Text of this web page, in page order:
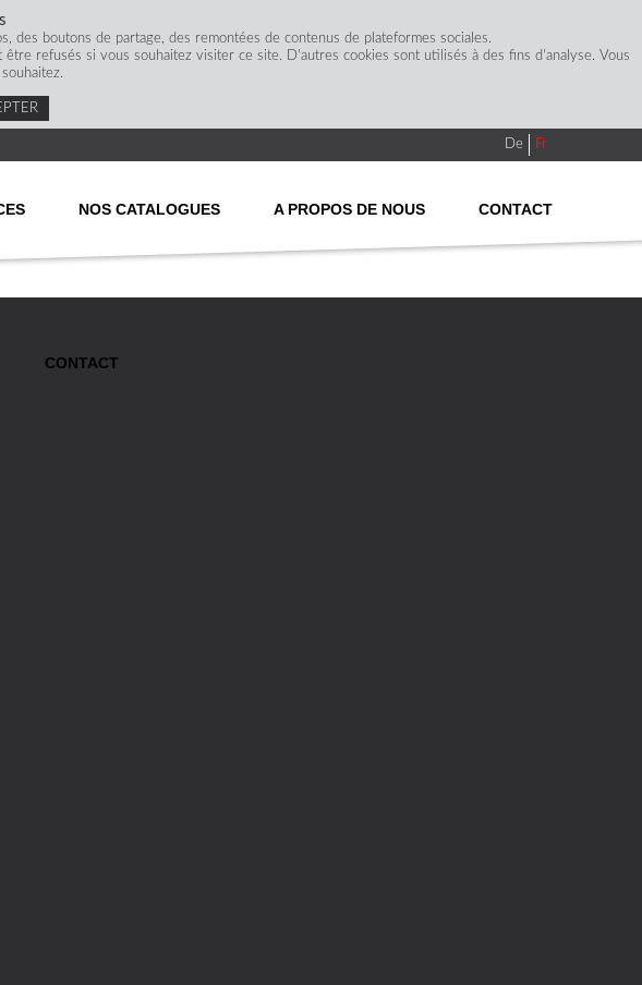
boutons de partage, des remontées de contenus de plateformes sociales.
refusés si vous souhaitez visiter ce site. D'autres cookies sont utilisés à des fins d'analyse. Vous
De Fr
NOS CATALOGUES A PROPOS DE NOUS CONTACT
CONTACT